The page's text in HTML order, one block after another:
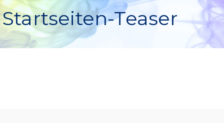
Startseiten-Teaser